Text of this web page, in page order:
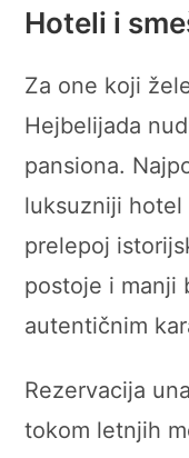
Hoteli i
Za one koji
Hejbelijada
pansiona.
luksuzniji hotel
prelepoj
postoje i manji
autentičnim
Rezervacija
tokom letnjih